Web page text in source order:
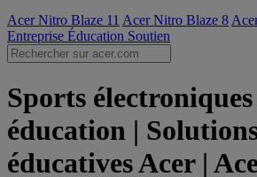
Acer Nitro Blaze 11 Acer Nitro Blaze 8
Entreprise Éducation Soutien
Sports
éducation |
éducatives Acer |